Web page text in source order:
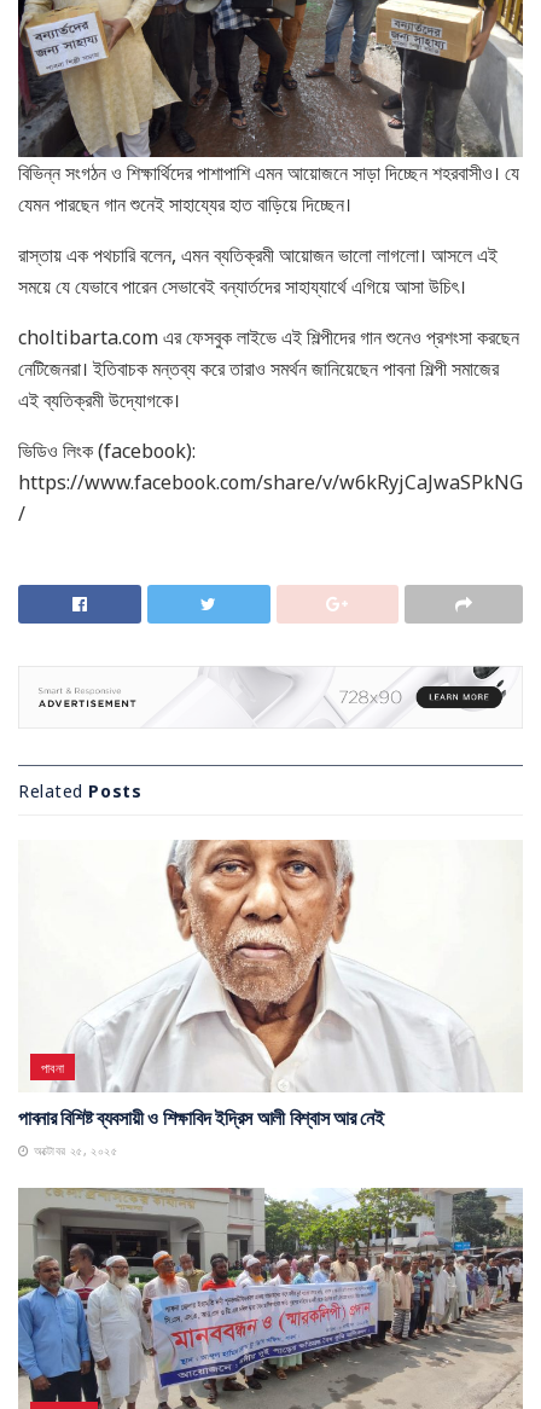
বিভিন্ন সংগঠন ও শিক্ষার্থিদের পাশাপাশি এমন আয়োজনে সাড়া দিচ্ছেন শহরবাসীও। যে
যেমন পারছেন গান শুনেই সাহায্যের হাত বাড়িয়ে দিচ্ছেন।
রাস্তায় এক পথচারি বলেন, এমন ব্যতিক্রমী আয়োজন ভালো লাগলো। আসলে এই
সময়ে যে যেভাবে পারেন সেভাবেই বন্যার্তদের সাহায্যার্থে এগিয়ে আসা উচিৎ।
choltibarta.com এর ফেসবুক লাইভে এই শিল্পীদের গান শুনেও প্রশংসা করছেন
নেটিজেনরা। ইতিবাচক মন্তব্য করে তারাও সমর্থন জানিয়েছেন পাবনা শিল্পী সমাজের
এই ব্যতিক্রমী উদ্যোগকে।
ভিডিও লিংক (facebook):
https://www.facebook.com/share/v/w6kRyjCaJwaSPkNG
/
Related Posts
পাবনা
পাবনার বিশিষ্ট ব্যবসায়ী ও শিক্ষাবিদ ইদ্রিস আলী বিশ্বাস আর নেই
অক্টোবর ২৫, ২০২৫